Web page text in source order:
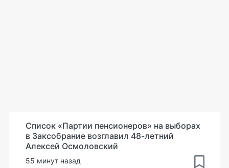
Список «Партии пенсионеров» на выборах
в Заксобрание возглавил 48-летний
Алексей Осмоловский
55 минут назад